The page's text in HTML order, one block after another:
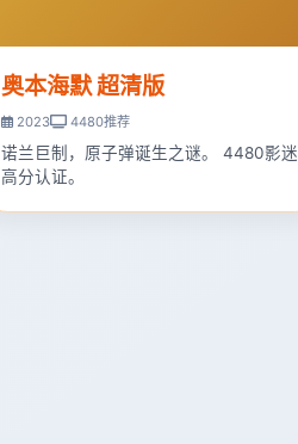
奥本海默 超清版
2023 4480推荐
诺兰巨制，原子弹诞生之谜。 4480影迷
高分认证。